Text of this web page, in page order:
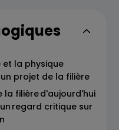
la physique
projet de la filière
la filière d'aujourd'hui
regard critique sur